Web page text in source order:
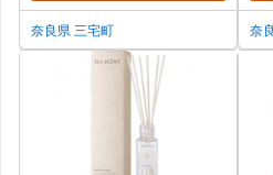
奈良県 三宅町 奈